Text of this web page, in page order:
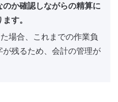
か確認しながらの精算に
す。
場合、これまでの作業負
残るため、会計の管理が